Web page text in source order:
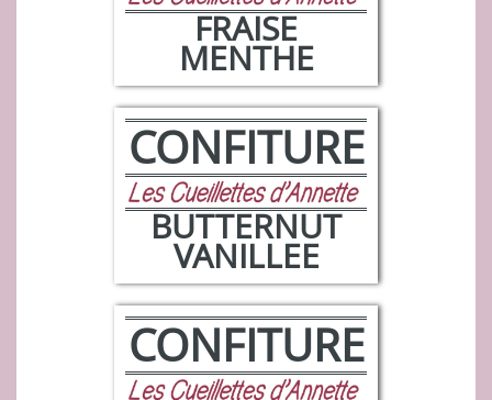
FRAISE
MENTHE
CONFITURE
BUTTERNUT
VANILLEE
CONFITURE